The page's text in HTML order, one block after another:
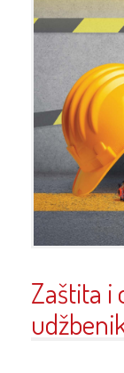
Zaštita i